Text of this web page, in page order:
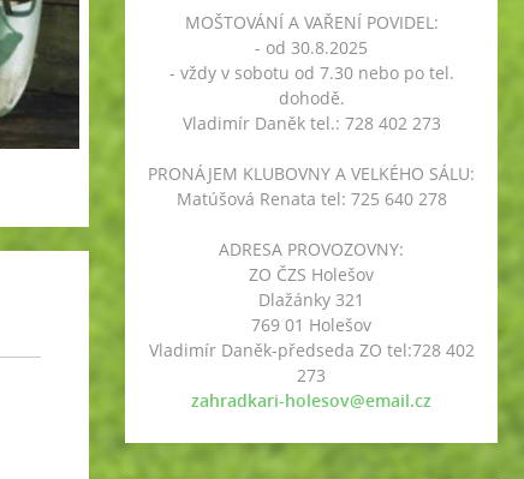
MOŠTOVÁNÍ A VAŘENÍ POVIDEL:
- od 30.8.2025
- vždy v sobotu od 7.30 nebo po tel.
dohodě.
Vladimír Daněk tel.: 728 402 273
PRONÁJEM KLUBOVNY A VELKÉHO SÁLU:
Matúšová Renata tel: 725 640 278
ADRESA PROVOZOVNY:
ZO ČZS Holešov
Dlažánky 321
769 01 Holešov
Vladimír Daněk-předseda ZO tel:728 402
273
zahradkari-holesov@email.cz